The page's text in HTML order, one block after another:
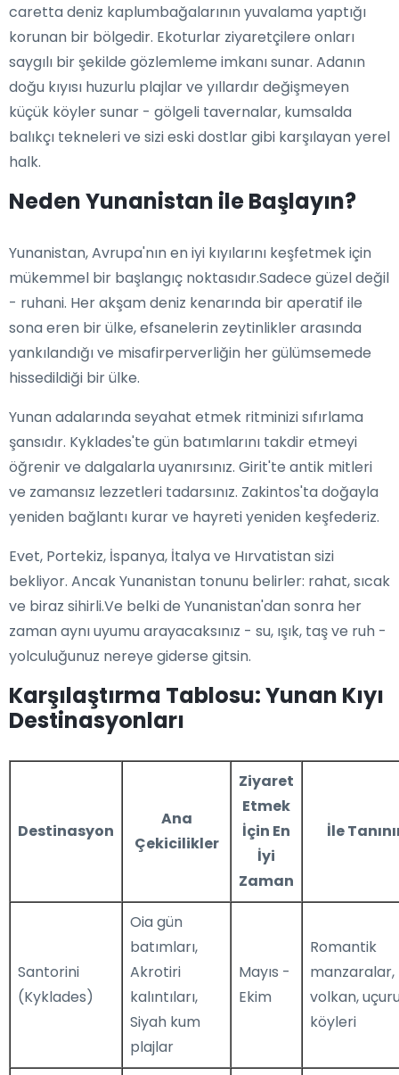
caretta deniz kaplumbağalarının yuvalama yaptığı
korunan bir bölgedir. Ekoturlar ziyaretçilere onları
saygılı bir şekilde gözlemleme imkanı sunar. Adanın
doğu kıyısı huzurlu plajlar ve yıllardır değişmeyen
küçük köyler sunar - gölgeli tavernalar, kumsalda
balıkçı tekneleri ve sizi eski dostlar gibi karşılayan yerel
halk.
Neden Yunanistan ile Başlayın?
Yunanistan, Avrupa'nın en iyi kıyılarını keşfetmek için
mükemmel bir başlangıç noktasıdır.Sadece güzel değil
- ruhani. Her akşam deniz kenarında bir aperatif ile
sona eren bir ülke, efsanelerin zeytinlikler arasında
yankılandığı ve misafirperverliğin her gülümsemede
hissedildiği bir ülke.
Yunan adalarında seyahat etmek ritminizi sıfırlama
şansıdır. Kyklades'te gün batımlarını takdir etmeyi
öğrenir ve dalgalarla uyanırsınız. Girit'te antik mitleri
ve zamansız lezzetleri tadarsınız. Zakintos'ta doğayla
yeniden bağlantı kurar ve hayreti yeniden keşfederiz.
Evet, Portekiz, İspanya, İtalya ve Hırvatistan sizi
bekliyor. Ancak Yunanistan tonunu belirler: rahat, sıcak
ve biraz sihirli.Ve belki de Yunanistan'dan sonra her
zaman aynı uyumu arayacaksınız - su, ışık, taş ve ruh -
yolculuğunuz nereye giderse gitsin.
Karşılaştırma Tablosu: Yunan Kıyı
Destinasyonları
Destinasyon
Ana
Çekicilikler
Ziyaret
Etmek
İçin En
İyi
Zaman
İle
Santorini
(Kyklades)
Oia gün
batımları,
Akrotiri
kalıntıları,
Siyah kum
plajlar
Mayıs -
Ekim
Romantik
manzaralar,
volkan,
köyleri